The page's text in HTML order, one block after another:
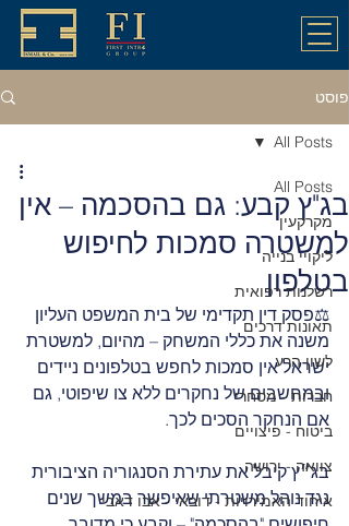
פוסט
All Posts
מקרקעין
ליקויי בנייה
רשלנות רפואית
תאונות דרכים
לשון הרע
חברות - מסחרי
ביטוח - פיצויים
צוואה - ירושה
איחוד האמירויות - דובאי - אבו דאבי
All Posts
בג"ץ קבע: גם בהסכמה – אין
למשטרה סמכות לחיפוש
בטלפון
⚖️פסק דין תקדימי של בית המשפט העליון
משנה את כללי המשחק – מהיום, למשטרת
ישראל אין סמכות לחפש בטלפונים ניידים
ובמחשבים של נחקרים ללא צו שיפוטי, גם
אם הנחקר הסכים לכך.
בג״ץ קיבל את עתירת הסנגוריה הציבורית
נגד נוהל משטרתי שאיפשר במשך שנים